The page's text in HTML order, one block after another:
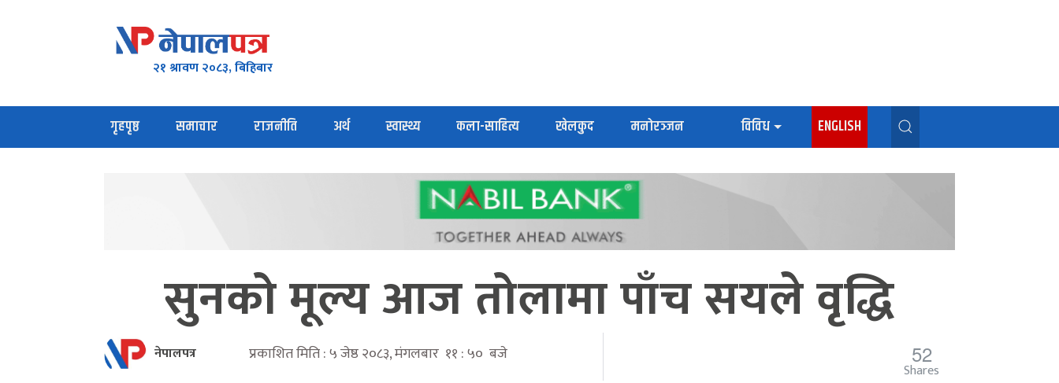
२१ श्रावण २०८३, बिहिबार
गृहपृष्ठ समाचार राजनीति अर्थ स्वास्थ्य कला-साहित्य खेलकुद मनोरञ्जन विविध ENGLISH
सुनको मूल्य आज तोलामा पाँच सयले वृद्धि
नेपालपत्र प्रकाशित मिति : ५ जेष्ठ २०८३, मंगलबार ११ : ५० बजे 52
Shares